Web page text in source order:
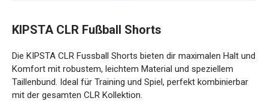
KIPSTA CLR Fußball Shorts
Die KIPSTA CLR Fussball Shorts bieten dir maximalen Halt und
Komfort mit robustem, leichtem Material und speziellem
Taillenbund. Ideal für Training und Spiel, perfekt kombinierbar
mit der gesamten CLR Kollektion.